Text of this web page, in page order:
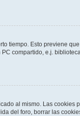
tiempo. Esto previene
compartido, e.j.
al mismo. Las cookies
del foro, borrar las